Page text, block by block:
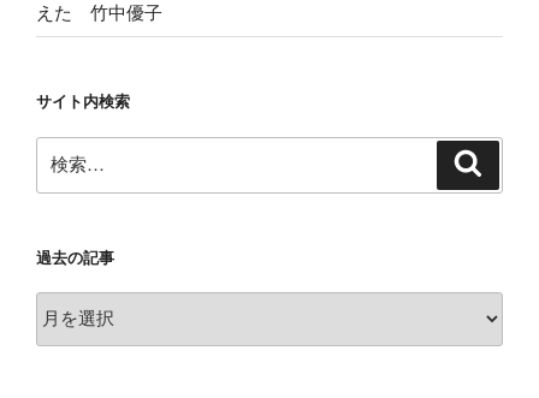
えた 竹中優子
サイト内検索
索:
過去の記事
去